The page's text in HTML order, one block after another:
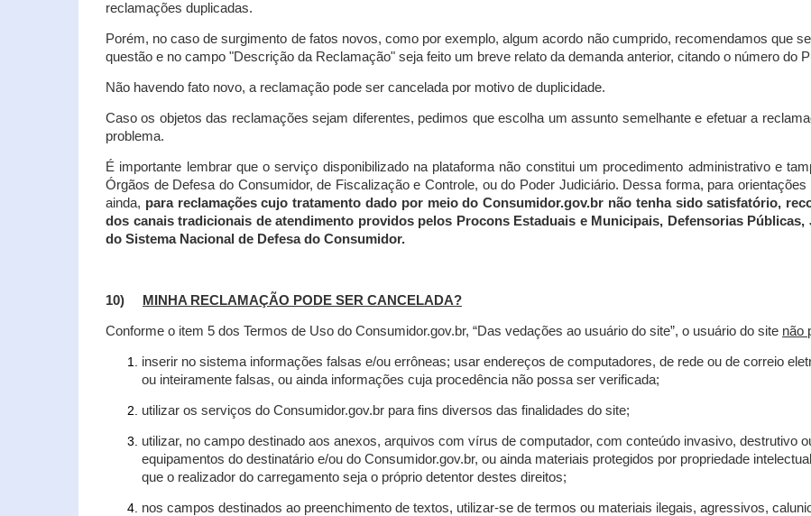
reclamações duplicadas.
Porém, no caso de surgimento de fatos novos, como por exemplo, algum acordo não cumprido, recomendamos que
questão e no campo "Descrição da Reclamação" seja feito um breve relato da demanda anterior, citando o número do
Não havendo fato novo, a reclamação pode ser cancelada por motivo de duplicidade.
Caso os objetos das reclamações sejam diferentes, pedimos que escolha um assunto semelhante e efetuar a
problema.
É importante lembrar que o serviço disponibilizado na plataforma não constitui um procedimento administrativo e
Órgãos de Defesa do Consumidor, de Fiscalização e Controle, ou do Poder Judiciário. Dessa forma, para
ainda, para reclamações cujo tratamento dado por meio do Consumidor.gov.br não tenha sido satisfatório,
dos canais tradicionais de atendimento providos pelos Procons Estaduais e Municipais, Defensorias
do Sistema Nacional de Defesa do Consumidor.
10) MINHA RECLAMAÇÃO PODE SER CANCELADA?
Conforme o item 5 dos Termos de Uso do Consumidor.gov.br, “Das vedações ao usuário do site”, o usuário do site não
inserir no sistema informações falsas e/ou errôneas; usar endereços de computadores, de rede ou de correio
ou inteiramente falsas, ou ainda informações cuja procedência não possa ser verificada;
utilizar os serviços do Consumidor.gov.br para fins diversos das finalidades do site;
utilizar, no campo destinado aos anexos, arquivos com vírus de computador, com conteúdo invasivo, destrutivo
equipamentos do destinatário e/ou do Consumidor.gov.br, ou ainda materiais protegidos por propriedade
que o realizador do carregamento seja o próprio detentor destes direitos;
nos campos destinados ao preenchimento de textos, utilizar-se de termos ou materiais ilegais, agressivos,